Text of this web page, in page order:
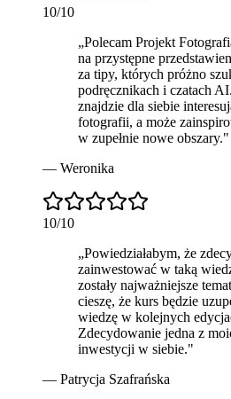
10/10
„Polecam Projekt
na przystępne
za tipy, których próżno
podręcznikach i czatach
znajdzie dla siebie
fotografii, a może
w zupełnie nowe obszary."
— Weronika
10/10
„Powiedziałabym, że
zainwestować w taką
zostały najważniejsze
cieszę, że kurs będzie
wiedzę w kolejnych
Zdecydowanie jedna z
inwestycji w siebie."
— Patrycja Szafrańska